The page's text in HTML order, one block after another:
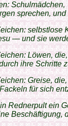
Schulmädchen,
sprechen,
selbstlose
— und sie
Löwen,
ihre Schritte
Greise,
für sich
Rednerpult ein
Beschäftigung,